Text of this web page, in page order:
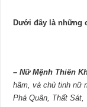
Dưới đây là những
–Nữ Mệnh Thiên
hãm, và chủ tinh nữ
Phá Quân, Thất Sát,